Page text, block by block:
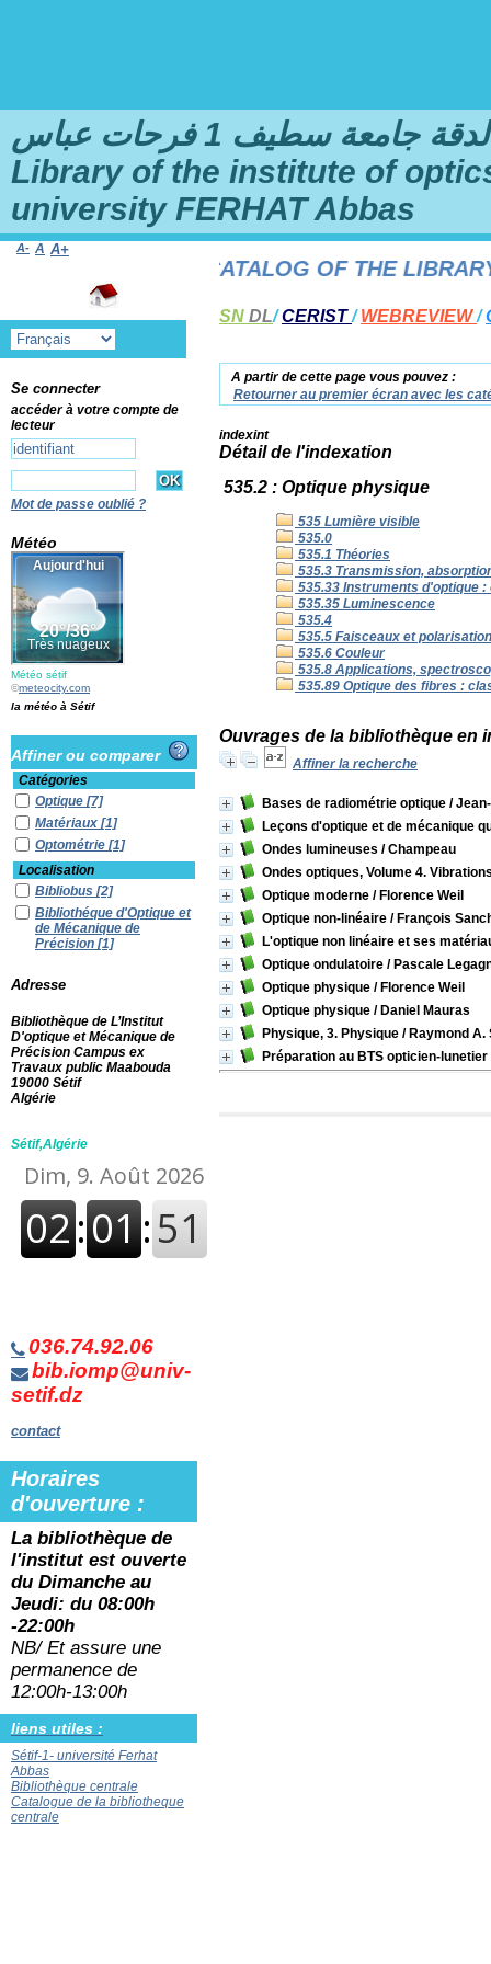
سطيف 1 فرحات عباس
Library of the institute of
university FERHAT Abbas
SN DL/CERIST/WEBREVIEW/
A partir de cette page vous pouvez :
Retourner au premier écran avec les
indexint
Détail de l'indexation
535.2 : Optique physique
535 Lumière visible
535.0
535.1 Théories
535.3 Transmission,
535.33 Instruments d'optique :
535.35 Luminescence
535.4
535.5 Faisceaux et polarisation
535.6 Couleur
535.8 Applications,
535.89 Optique des fibres :
Ouvrages de la bibliothèque en
Affiner la recherche
Bases de radiométrie optique /
Leçons d'optique et de mécanique
Ondes lumineuses / Champeau
Ondes optiques, Volume 4.
Optique moderne / Florence Weil
Optique non-linéaire / François
L'optique non linéaire et ses
Optique ondulatoire / Pascale
Optique physique / Florence Weil
Optique physique / Daniel Mauras
Physique, 3. Physique / Raymond A.
Préparation au BTS opticien-lunetier
THE ONLINE CATALOG OF THE LIBRARY
A- A A+
Se connecter
accéder à votre compte de
lecteur
Mot de passe oublié ?
Météo
Météo sétif
©meteocity.com
la météo à Sétif
Affiner ou comparer
Catégories
Optique [7]
Matériaux [1]
Optométrie [1]
Localisation
Bibliobus [2]
Bibliothéque d'Optique et
de Mécanique de
Précision [1]
Section
visible, phénomènes
paraphotiques)[10]
Albums Enfants[2]
Adresse
Bibliothèque de L’Institut
D'optique et Mécanique de
Précision Campus ex
Travaux public Maabouda
19000 Sétif
Algérie
Sétif,Algérie
036.74.92.06
bib.iomp@univ-
setif.dz
contact
Horaires
d'ouverture :
La bibliothèque de
l'institut est ouverte
du Dimanche au
Jeudi: du 08:00h
-22:00h
NB/ Et assure une
permanence de
12:00h-13:00h
liens utiles :
Sétif-1- université Ferhat
Abbas
Bibliothèque centrale
Catalogue de la bibliotheque
centrale